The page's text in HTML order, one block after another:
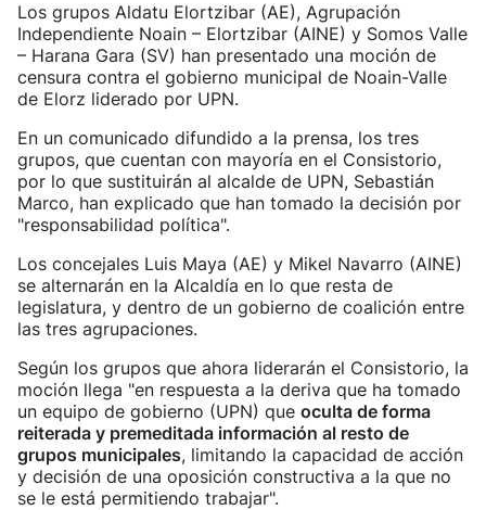
Los grupos Aldatu Elortzibar (AE), Agrupación
Independiente Noain – Elortzibar (AINE) y Somos Valle
– Harana Gara (SV) han presentado una moción de
censura contra el gobierno municipal de Noain-Valle
de Elorz liderado por UPN.
En un comunicado difundido a la prensa, los tres
grupos, que cuentan con mayoría en el Consistorio,
por lo que sustituirán al alcalde de UPN, Sebastián
Marco, han explicado que han tomado la decisión por
"responsabilidad política".
Los concejales Luis Maya (AE) y Mikel Navarro (AINE)
se alternarán en la Alcaldía en lo que resta de
legislatura, y dentro de un gobierno de coalición entre
las tres agrupaciones.
Según los grupos que ahora liderarán el Consistorio, la
moción llega "en respuesta a la deriva que ha tomado
un equipo de gobierno (UPN) que oculta de forma
reiterada y premeditada información al resto de
grupos municipales, limitando la capacidad de acción
y decisión de una oposición constructiva a la que no
se le está permitiendo trabajar".